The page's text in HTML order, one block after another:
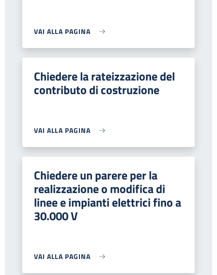
VAI ALLA PAGINA
Chiedere la rateizzazione del
contributo di costruzione
VAI ALLA PAGINA
Chiedere un parere per la
realizzazione o modifica di
linee e impianti elettrici fino a
30.000 V
VAI ALLA PAGINA